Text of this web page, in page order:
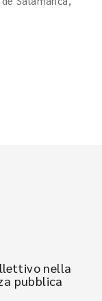
nella
pubblica